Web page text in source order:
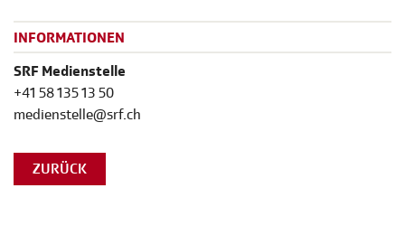
INFORMATIONEN
SRF Medienstelle
+41 58 135 13 50
medienstelle@srf.ch
ZURÜCK